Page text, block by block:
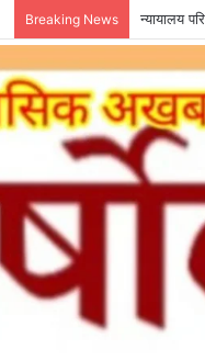
Breaking News न्यायालय